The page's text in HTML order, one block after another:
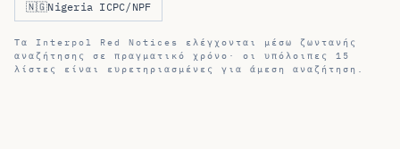
🇳🇬Nigeria ICPC/NPF
Τα Interpol Red Notices ελέγχονται μέσω ζωντανής
αναζήτησης σε πραγματικό χρόνο· οι υπόλοιπες 15
λίστες είναι ευρετηριασμένες για άμεση αναζήτηση.